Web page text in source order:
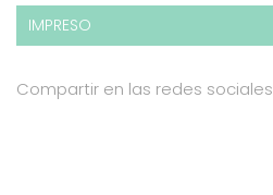
IMPRESO
Compartir en las redes sociales